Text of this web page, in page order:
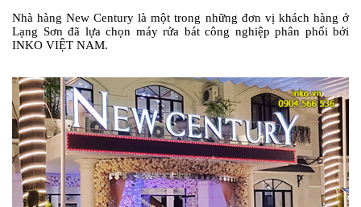
Nhà hàng New Century là một trong những đơn vị khách hàng ở
Lạng Sơn đã lựa chọn máy rửa bát công nghiệp phân phối bởi
INKO VIỆT NAM.